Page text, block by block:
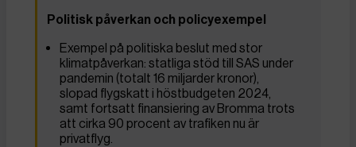
Politisk påverkan och policyexempel
Exempel på politiska beslut med stor
klimatpåverkan: statliga stöd till SAS under
pandemin (totalt 16 miljarder kronor),
slopad flygskatt i höstbudgeten 2024,
samt fortsatt finansiering av Bromma trots
att cirka 90 procent av trafiken nu är
privatflyg.